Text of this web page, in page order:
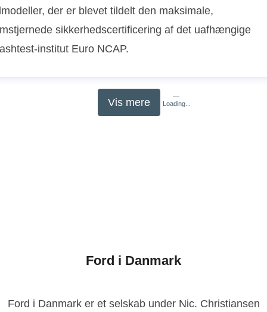
der er blevet tildelt den maksimale,
sikkerhedscertificering af det uafhængige
institut Euro NCAP.
Vis mere Loading...
Ford i Danmark
Ford i Danmark er et selskab under Nic. Christiansen